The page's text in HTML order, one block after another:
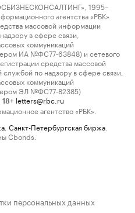
1995–
агентства «РБК»
массовой информации
в сфере связи,
коммуникаций
ИА №ФС77-63848) и сетевого
средства массовой
по надзору в сфере связи,
коммуникаций
ЭЛ №ФС77-82385)
18+ letters@rbc.ru
агентство «РБК».
Санкт-Петербургская биржа
Cbonds.
персональных данных